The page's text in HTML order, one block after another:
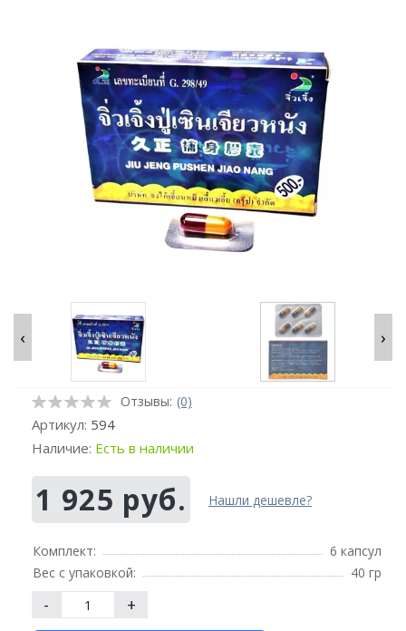
‹ ›
Отзывы: (0)
Артикул: 594
Наличие: Есть в наличии
1 925 руб. Нашли дешевле?
Комплект:
6 капсул
Вес с упаковкой:
40 гр
- +